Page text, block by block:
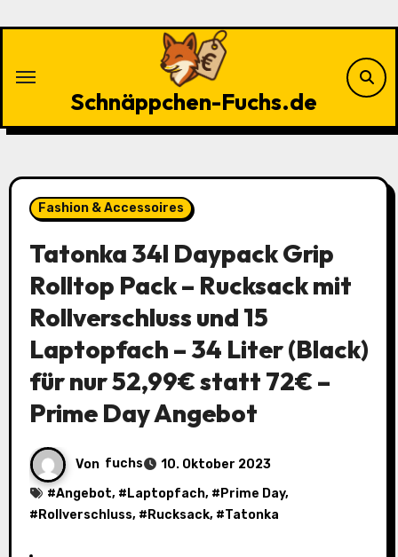
Schnäppchen-Fuchs.de
Fashion & Accessoires
Tatonka 34l Daypack Grip
Rolltop Pack – Rucksack mit
Rollverschluss und 15
Laptopfach – 34 Liter (Black)
für nur 52,99€ statt 72€ –
Prime Day Angebot
Von fuchs
10. Oktober 2023
#Angebot, # Laptopfach, # Prime Day,
# Rollverschluss, # Rucksack, #Tatonka